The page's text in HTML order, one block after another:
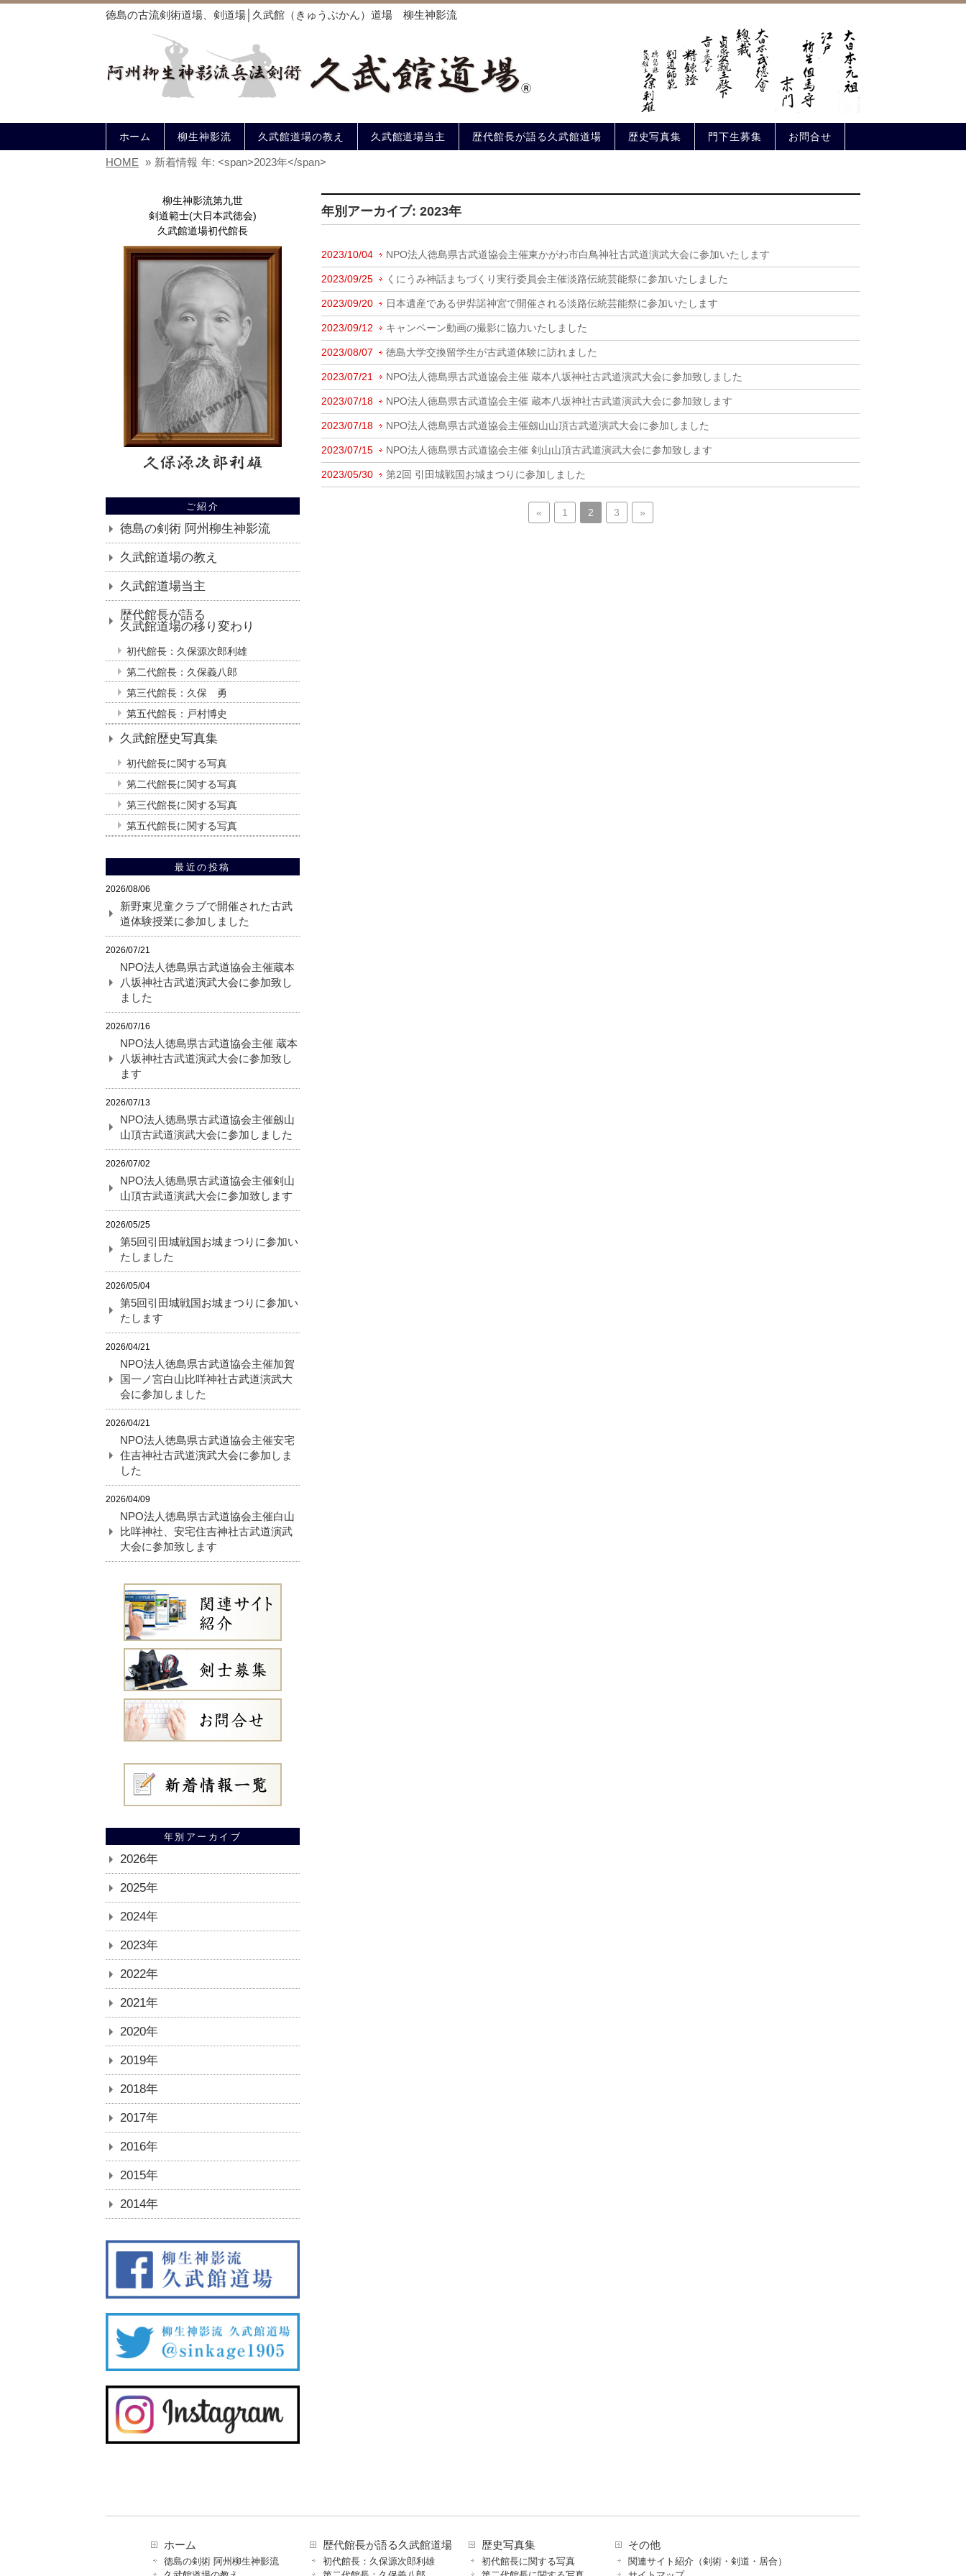
徳島の古流剣術道場、剣道場│久武館（きゅうぶかん）道場 柳生神影流
ホーム 柳生神影流 久武館道場の教え 久武館道場当主 歴代館長が語る久武館道場 歴史写真集 門下生募集 お問合せ
HOME » 新着情報 年: <span>2023年</span>
年別アーカイブ: 2023年
2023/10/04 NPO法人徳島県古武道協会主催東かがわ市白鳥神社古武道演武大会に参加いたします
2023/09/25 くにうみ神話まちづくり実行委員会主催淡路伝統芸能祭に参加いたしました
2023/09/20 日本遺産である伊弉諾神宮で開催される淡路伝統芸能祭に参加いたします
2023/09/12 キャンペーン動画の撮影に協力いたしました
2023/08/07 徳島大学交換留学生が古武道体験に訪れました
2023/07/21 NPO法人徳島県古武道協会主催 蔵本八坂神社古武道演武大会に参加致しました
2023/07/18 NPO法人徳島県古武道協会主催 蔵本八坂神社古武道演武大会に参加致します
2023/07/18 NPO法人徳島県古武道協会主催劔山山頂古武道演武大会に参加しました
2023/07/15 NPO法人徳島県古武道協会主催 剣山山頂古武道演武大会に参加致します
2023/05/30 第2回 引田城戦国お城まつりに参加しました
« 1 2 3 »
柳生神影流第九世
剣道範士(大日本武徳会)
久武館道場初代館長
ご紹介
徳島の剣術 阿州柳生神影流
久武館道場の教え
久武館道場当主
歴代館長が語る
久武館道場の移り変わり
初代館長：久保源次郎利雄
第二代館長：久保義八郎
第三代館長：久保 勇
第五代館長：戸村博史
久武館歴史写真集
初代館長に関する写真
第二代館長に関する写真
第三代館長に関する写真
第五代館長に関する写真
最近の投稿
2026/08/06
新野東児童クラブで開催された古武
道体験授業に参加しました
2026/07/21
NPO法人徳島県古武道協会主催蔵本
八坂神社古武道演武大会に参加致し
ました
2026/07/16
NPO法人徳島県古武道協会主催 蔵本
八坂神社古武道演武大会に参加致し
ます
2026/07/13
NPO法人徳島県古武道協会主催劔山
山頂古武道演武大会に参加しました
2026/07/02
NPO法人徳島県古武道協会主催剣山
山頂古武道演武大会に参加致します
2026/05/25
第5回引田城戦国お城まつりに参加い
たしました
2026/05/04
第5回引田城戦国お城まつりに参加い
たします
2026/04/21
NPO法人徳島県古武道協会主催加賀
国一ノ宮白山比咩神社古武道演武大
会に参加しました
2026/04/21
NPO法人徳島県古武道協会主催安宅
住吉神社古武道演武大会に参加しま
した
2026/04/09
NPO法人徳島県古武道協会主催白山
比咩神社、安宅住吉神社古武道演武
大会に参加致します
年別アーカイブ
2026年
2025年
2024年
2023年
2022年
2021年
2020年
2019年
2018年
2017年
2016年
2015年
2014年
ホーム
徳島の剣術 阿州柳生神影流
歴代館長が語る久武館道場
初代館長：久保源次郎利雄
歴史写真集
初代館長に関する写真
その他
関連サイト紹介（剣術・剣道・居合）